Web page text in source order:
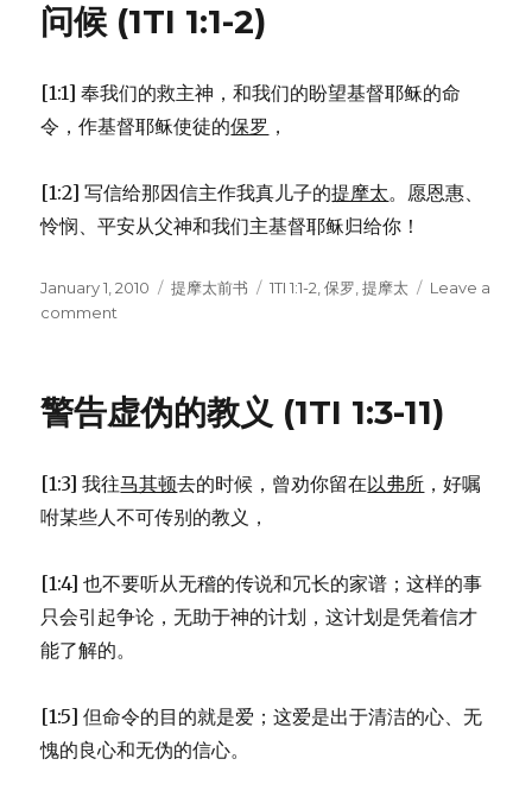
问候 (1TI 1:1-2)
[1:1] 奉我们的救主神，和我们的盼望基督耶稣的命
令，作基督耶稣使徒的保罗 ，
[1:2] 写信给那因信主作我真儿子的提摩太。愿恩惠、
怜悯、平安从父神和我们主基督耶稣归给你！
Posted
on
January 1, 2010 Categories
提摩太前书 Tags
1TI 1:1-2 ,保罗 ,提摩太
Leave a
comment
1:1-
警告虚伪的教义 (1TI 1:3-11)
[1:3] 我往马其顿去的时候，曾劝你留在以弗所 ，好嘱
咐某些人不可传别的教义，
[1:4] 也不要听从无稽的传说和冗长的家谱；这样的事
只会引起争论，无助于神的计划，这计划是凭着信才
能了解的。
[1:5] 但命令的目的就是爱；这爱是出于清洁的心、无
愧的良心和无伪的信心。